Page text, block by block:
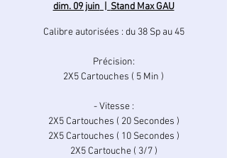
dim. 09 juin Stand Max GAU
Calibre autorisées : du 38 Sp au 45
Précision:
2X5 Cartouches ( 5 Min )
- Vitesse :
2X5 Cartouches ( 20 Secondes )
2X5 Cartouches ( 10 Secondes )
2X5 Cartouche ( 3/7 )